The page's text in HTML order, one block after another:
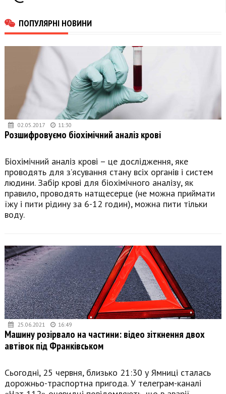
ПОПУЛЯРНІ НОВИНИ
02.05.2017 11:30
Розшифровуємо біохімічний аналіз крові
Біохімічний аналіз крові – це дослідження, яке
проводять для з’ясування стану всіх органів і систем
людини. Забір крові для біохімічного аналізу, як
правило, проводять натщесерце (не можна приймати
їжу і пити рідину за 6-12 годин), можна пити тільки
воду.
25.06.2021 16:49
Машину розірвало на частини: відео зіткнення двох
автівок під Франківськом
Сьогодні, 25 червня, близько 21:30 у Ямниці сталась
дорожньо-траспортна пригода. У телеграм-каналі